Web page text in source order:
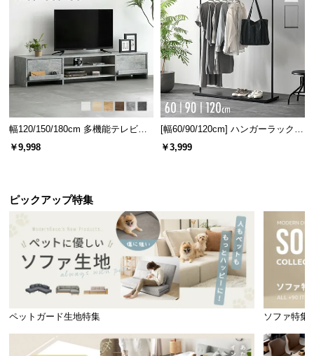
天板固定吸盤 4箇所
安心の防水性能
腐食せず堅牢性にも富んでいる樹脂製人工ラタン。
悪天候の多い時期・地域でも安心です。
幅120/150/180cm 多機能テレビボ
ード 木目/石目調 オープン収納・
引き出し収納付き
￥9,998
[幅60/90/120cm] ハンガーラック
スチール 4段階高さ調節 サイドフ
ック オープンラック シンプル
￥3,999
ピックアップ特集
ペットガード生地特集 ソファ特集